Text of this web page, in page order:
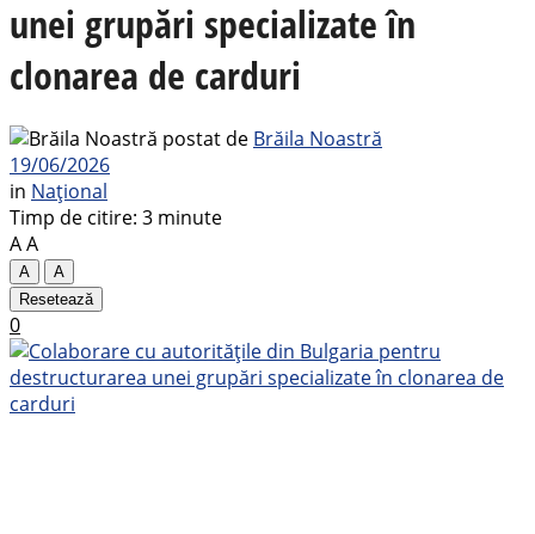
unei grupări specializate în
clonarea de carduri
postat de Brăila Noastră
19/06/2026
in Național
Timp de citire: 3 minute
AA
A
A
Resetează
0